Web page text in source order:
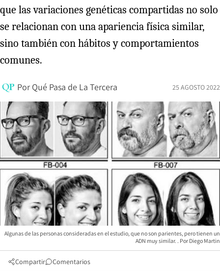
que las variaciones genéticas compartidas no solo
se relacionan con una apariencia física similar,
sino también con hábitos y comportamientos
comunes.
Por Qué Pasa de La Tercera 25 AGOSTO 2022
Algunas de las personas consideradas en el estudio, que no son parientes, pero tienen un
ADN muy similar.
Diego Martin
Compartir Comentarios